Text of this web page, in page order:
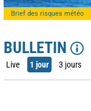
Brief des risques météo
BULLETIN
Live 1 jour 3 jours